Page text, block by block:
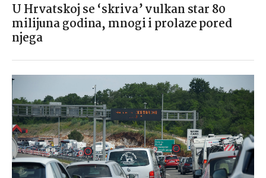
U Hrvatskoj se ‘skriva’ vulkan star 80
milijuna godina, mnogi i prolaze pored
njega